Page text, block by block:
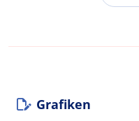
Grafiken